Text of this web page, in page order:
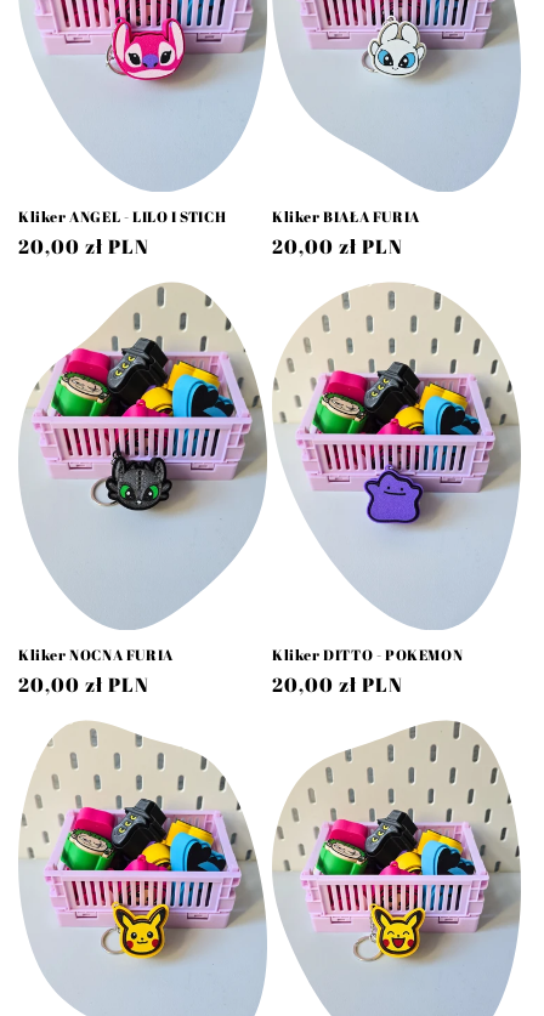
Kliker ANGEL - LILO I STICH
Cena
20,00 zł PLN
Kliker BIAŁA FURIA
Cena
20,00 zł PLN
Kliker NOCNA FURIA
Cena
regularna
20,00 zł PLN
Kliker DITTO - POKEMON
Cena
20,00 zł PLN